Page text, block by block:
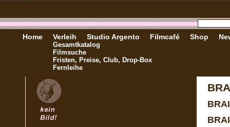
Home Verleih
Gesamtkatalog
Filmsuche
Fristen, Preise, Club, Drop-Box
Fernleihe
Studio Argento Filmcafé Shop